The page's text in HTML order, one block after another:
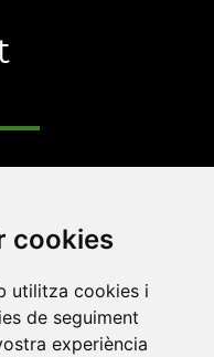
cookies
utilitza cookies i
de seguiment
experiència